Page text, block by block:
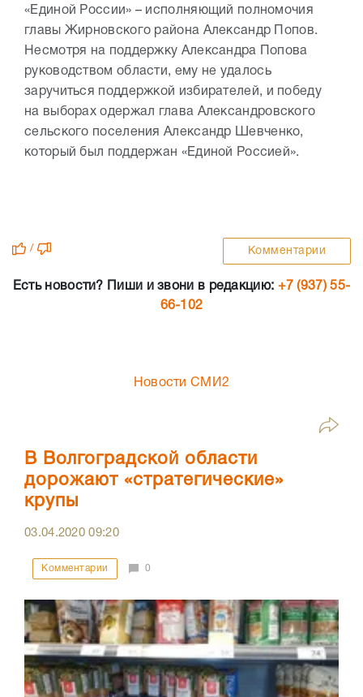
«Единой России» – исполняющий полномочия
главы Жирновского района Александр Попов.
Несмотря на поддержку Александра Попова
руководством области, ему не удалось
заручиться поддержкой избирателей, и победу
на выборах одержал глава Александровского
сельского поселения Александр Шевченко,
который был поддержан «Единой Россией».
/ Комментарии
Есть новости? Пиши и звони в редакцию: +7 (937) 55-
66-102
Новости СМИ2
В Волгоградской области
дорожают «стратегические»
крупы
03.04.202009:20
Комментарии 0